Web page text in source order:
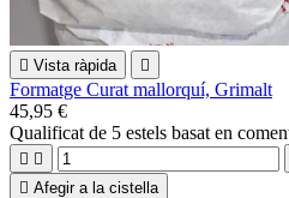
 Vista ràpida 
Formatge Curat mallorquí, Grimalt
45,95 €
Qualificat de 5 estels basat en
 
 Afegir a la cistella